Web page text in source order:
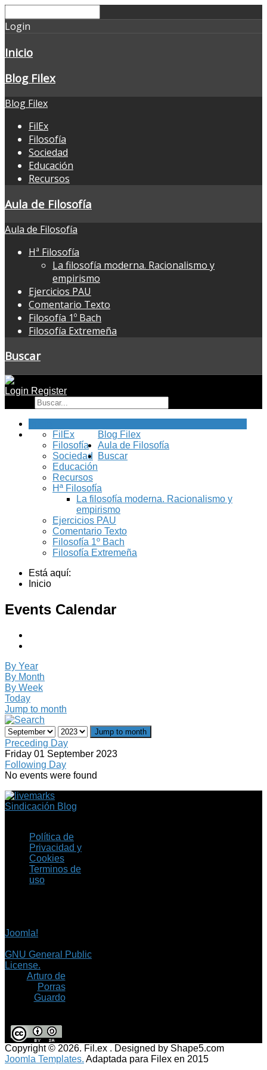
Login
Inicio
Blog Filex
Blog Filex
FilEx
Filosofía
Sociedad
Educación
Recursos
Aula de Filosofía
Aula de Filosofía
Hª Filosofía
La filosofía moderna. Racionalismo y
empirismo
Ejercicios PAU
Comentario Texto
Filosofía 1º Bach
Filosofía Extremeña
Buscar
Login Register
Blog Filex
FilEx
Filosofía
Sociedad
Educación
Recursos
Aula de Filosofía
Hª Filosofía
La filosofía moderna. Racionalismo y
empirismo
Ejercicios PAU
Comentario Texto
Filosofía 1º Bach
Filosofía Extremeña
Buscar
Está aquí:
Inicio
Events Calendar
By Year
By Month
By Week
Today
Jump to month
Jump to month
Preceding Day
Friday 01 September 2023
Following Day
No events were found
Sindicación Blog
Política de
Privacidad y
Cookies
Terminos de
uso
Joomla!
GNU General Public
License.
Arturo de
Porras
Guardo
Copyright © 2026. Fil.ex . Designed by Shape5.com
Joomla Templates. Adaptada para Filex en 2015